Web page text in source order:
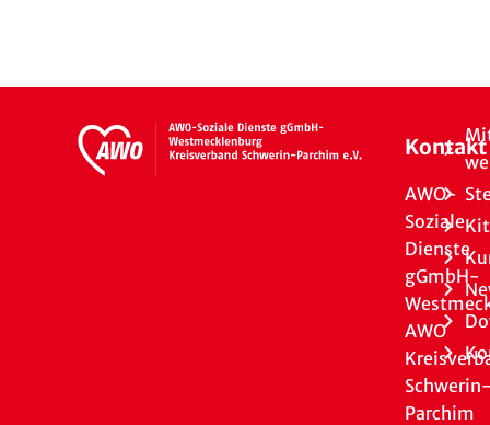
Kontakt
AWO-
Soziale
Dienste
gGmbH-
AWO
Parchim